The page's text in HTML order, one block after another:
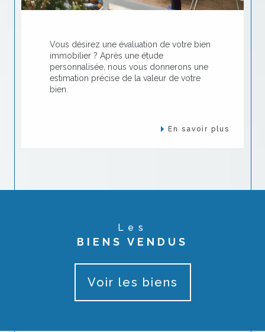
Vous désirez une évaluation de votre bien
immobilier ? Après une étude
personnalisée, nous vous donnerons une
estimation précise de la valeur de votre
bien.
En savoir plus
Les
BIENS VENDUS
Voir les biens